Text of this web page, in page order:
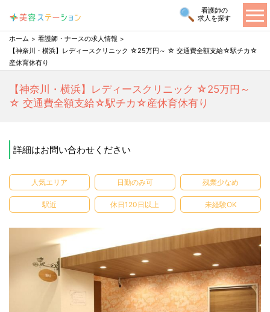
看護師の
求人を探す
ホーム
看護師・ナースの求人情報
【神奈川・横浜】レディースクリニック ☆25万円～ ☆ 交通費全額支給☆駅チカ☆
産休育休有り
【神奈川・横浜】レディースクリニック ☆25万円～
☆ 交通費全額支給☆駅チカ☆産休育休有り
詳細はお問い合わせください
人気エリア 日勤のみ可 残業少なめ
駅近 休日120日以上 未経験OK